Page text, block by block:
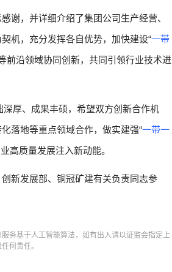
谢，并详细介绍了集团公司生产经营、
机，充分发挥各自优势，加快建设“一带
前沿领域协同创新，共同引领行业技术进
深厚、成果丰硕，希望双方创新合作机
落地等重点领域合作，做实建强“一带一
高质量发展注入新动能。
新发展部、铜冠矿建有关负责同志参
务基于人工智能算法，如有出入请以证监会指定上
何责任。